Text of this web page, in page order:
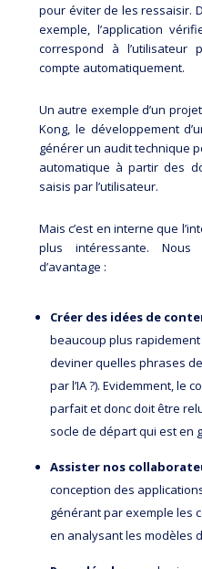
pour éviter de les ressaisir.
exemple, l’application
correspond à
compte automatiquement.
Un autre exemple d’un
Kong, le développement
générer un audit technique
automatique à partir des
saisis par l’utilisateur.
Mais c’est en interne que
plus intéressante.
d’avantage :
Créer des idées de
beaucoup plus
deviner quelles phrases
par l’IA ?). Evidemment, le
parfait et donc doit être
socle de départ qui est en
Assister nos
conception des
générant par exemple les
en analysant les modèles